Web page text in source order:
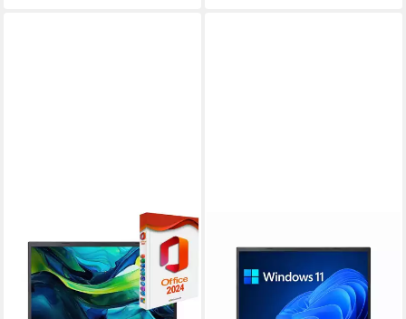
Aspire A17-51, Core i5-120U,
16GB RAM, inkl. MS Office
2024 Pro Business-Notebook
Aspire A17 Business-
Notebook
Bildschirmdiagonale
Intel Core i5 Prozessor